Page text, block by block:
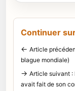
Continuer
← Article
blague mondiale)
→ Article suivant :
avait fait de son